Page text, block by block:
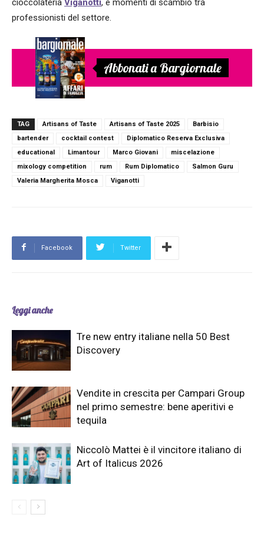
cioccolateria Viganotti, e momenti di scambio tra
professionisti del settore.
Abbonati a Bargiornale
TAG Artisans of Taste Artisans of Taste 2025
Barbisio
bartender
cocktail contest
Diplomatico Reserva Exclusiva
educational
Limantour Marco Giovani
miscelazione
mixology competition
rum Rum Diplomatico
Salmon Guru
Valeria Margherita Mosca
Viganotti
Facebook Twitter
Leggi anche
Tre new entry italiane nella 50 Best
Discovery
Vendite in crescita per Campari Group
nel primo semestre: bene aperitivi e
tequila
Niccolò Mattei è il vincitore italiano di
Art of Italicus 2026